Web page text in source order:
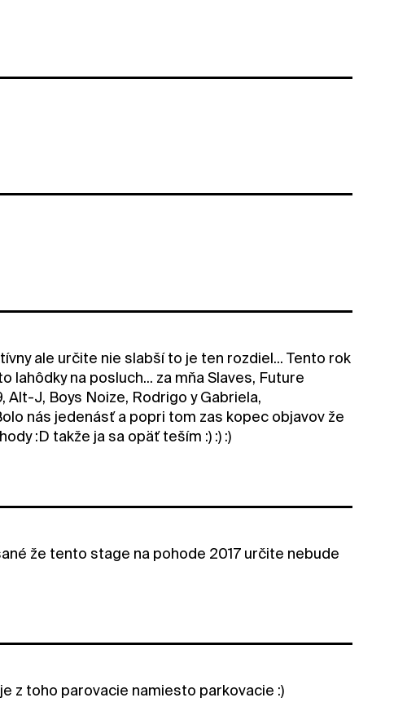
ale určite nie slabší to je ten rozdiel... Tento rok
lahôdky na posluch... za mňa Slaves, Future
J, Boys Noize, Rodrigo y Gabriela,
nás jedenásť a popri tom zas kopec objavov že
:D takže ja sa opäť teším :) :) :)
že tento stage na pohode 2017 určite nebude
z toho parovacie namiesto parkovacie :)